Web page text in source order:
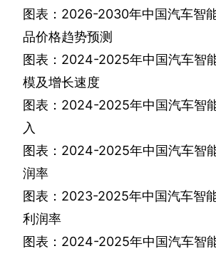
图表： 2026-2030年中国汽车智
品价格趋势预测
图表： 2024-2025年中国汽车智
模及增长速度
图表： 2024-2025年中国汽车智
入
图表： 2024-2025年中国汽车智
润率
图表： 2023-2025年中国汽车智
利润率
图表： 2024-2025年中国汽车智